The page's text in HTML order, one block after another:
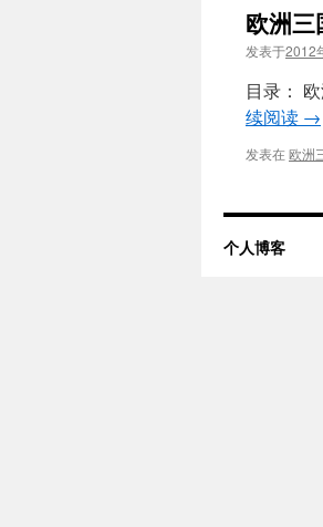
欧洲三
发表于2012
目录：
续阅读 →
发表在欧洲
个人博客